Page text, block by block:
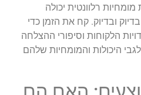
רלוונטית יכולה
ובדיוק. קח את הזמן כדי
הלקוחות וסיפורי ההצלחה
היכולות והמומחיות שלהם